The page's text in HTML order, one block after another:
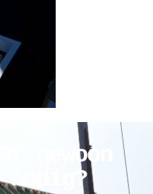
gewoon